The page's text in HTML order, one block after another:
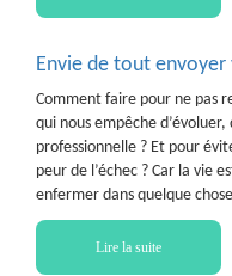
Envie de tout envoyer
Comment faire pour ne pas
qui nous empêche
professionnelle ? Et pour
peur de l’échec ? Car la vie
enfermer dans quelque
Lire la suite